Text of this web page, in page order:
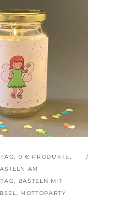
, 0 € PRODUKTE,
AM
, BASTELN MIT
, MOTTOPARTY